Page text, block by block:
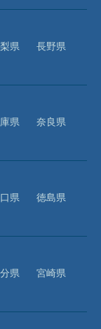
県
長野県
県
奈良県
県
徳島県
県
宮崎県